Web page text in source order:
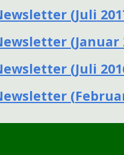
(Juli 20
(Januar
(Juli
(Febru